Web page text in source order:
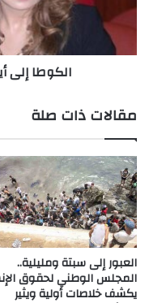
الكوطا إلى
مقالات ذات صلة
العبور إلى سبتة ومليلية..
المجلس الوطني لحقوق
يكشف خلاصات أولية ويثير